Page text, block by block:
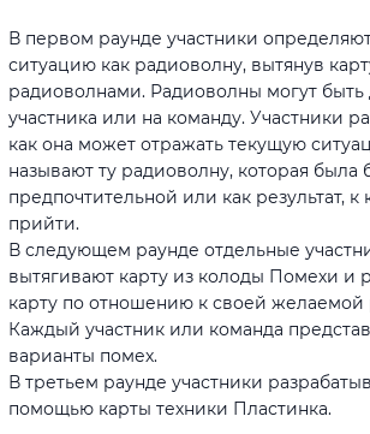
В первом раунде участники
ситуацию как радиоволну, вытянув
радиоволнами. Радиоволны могут быть
участника или на команду. Участники
как она может отражать текущую
называют ту радиоволну, которая была
предпочтительной или как результат, к
прийти.
В следующем раунде отдельные
вытягивают карту из колоды Помехи и
карту по отношению к своей желаемой
Каждый участник или команда
варианты помех.
В третьем раунде участники
помощью карты техники Пластинка.